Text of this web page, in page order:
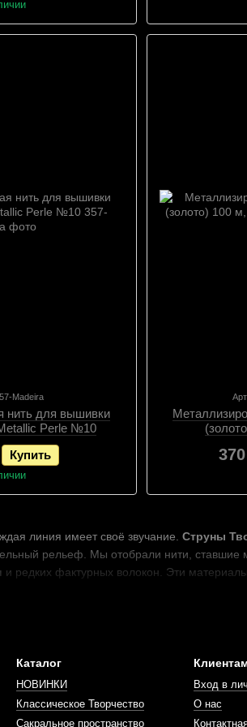
линия имеет своё звучание. Струны
рельеф. Мы отобрали нити, ставшие
и редких фактурных волокон. Эти
Madeira
нить для вышивки
Perle №10
Купить
Каталог
НОВИНКИ
Классическое Творчество
Сакральное пространство
Вход в
О нас